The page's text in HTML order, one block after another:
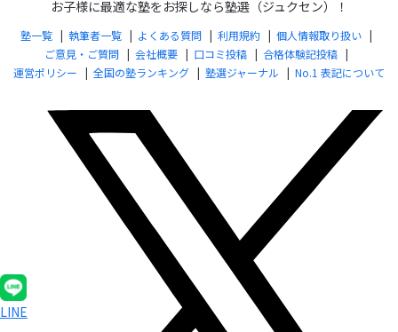
お子様に最適な塾をお探しなら塾選（ジュクセン）！
塾一覧 執筆者一覧 よくある質問 利用規約
個人情報取り扱い
ご意見・ご質問
会社概要 口コミ投稿
合格体験記投稿
運営ポリシー
全国の塾ランキング 塾選ジャーナル No.1 表記について
LINE